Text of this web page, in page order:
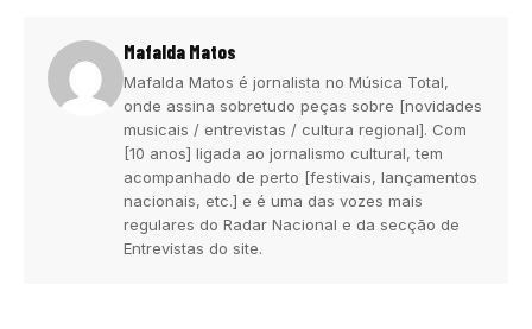
Mafalda Matos
Mafalda Matos é jornalista no Música Total,
onde assina sobretudo peças sobre [novidades
musicais / entrevistas / cultura regional]. Com
[10 anos] ligada ao jornalismo cultural, tem
acompanhado de perto [festivais, lançamentos
nacionais, etc.] e é uma das vozes mais
regulares do Radar Nacional e da secção de
Entrevistas do site.